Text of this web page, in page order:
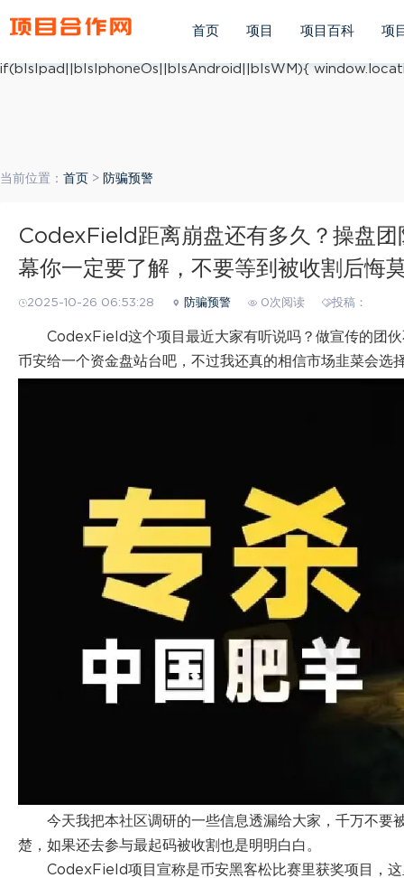
ua.match(/iphone os/i) == "iphone os"; var bIsAndroid =
if(bIsIpad||bIsIphoneOs||bIsAndroid||bIsWM){
首页 项目 项目百科 项
当前位置： 首页 > 防骗预警
CodexField距离崩盘还有多久？操盘
幕你一定要了解，不要等到被收割后悔
2025-10-26 06:53:28 防骗预警 0次阅读 投稿：
CodexField这个项目最近大家有听说吗？做宣传的团
币安给一个资金盘站台吧，不过我还真的相信市场韭菜会选
今天我把本社区调研的一些信息透漏给大家，千万不要
楚，如果还去参与最起码被收割也是明明白白。
CodexField项目宣称是币安黑客松比赛里获奖项目，